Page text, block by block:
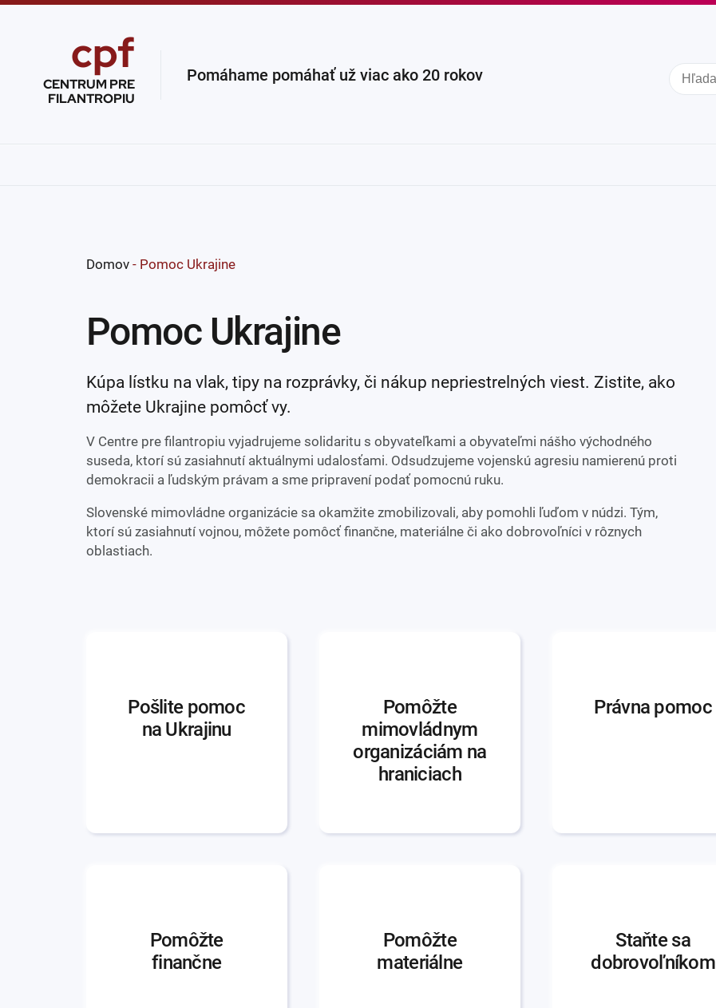
cpf
CENTRUM PRE
FILANTROPIU
Pomáhame pomáhať už viac ako 20 rokov
Domov- Pomoc Ukrajine
Pomoc Ukrajine
Kúpa lístku na vlak, tipy na rozprávky, či nákup nepriestrelných viest. Zistite, ako
môžete Ukrajine pomôcť vy.
V Centre pre filantropiu vyjadrujeme solidaritu s obyvateľkami a obyvateľmi nášho východného
suseda, ktorí sú zasiahnutí aktuálnymi udalosťami. Odsudzujeme vojenskú agresiu namierenú proti
demokracii a ľudským právam a sme pripravení podať pomocnú ruku.
Slovenské mimovládne organizácie sa okamžite zmobilizovali, aby pomohli ľuďom v núdzi. Tým,
ktorí sú zasiahnutí vojnou, môžete pomôcť finančne, materiálne či ako dobrovoľníci v rôznych
oblastiach.
Pošlite pomoc
na Ukrajinu
Pomôžte
mimovládnym
organizáciám na
hraniciach
Právna pomoc
Pomôžte
finančne
Pomôžte
materiálne
Staňte sa
dobrovoľníkom